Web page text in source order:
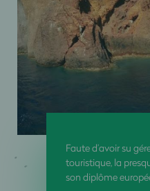
Faute d’avoir su
touristique, la
son diplôme